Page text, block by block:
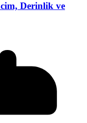
Derinlik ve